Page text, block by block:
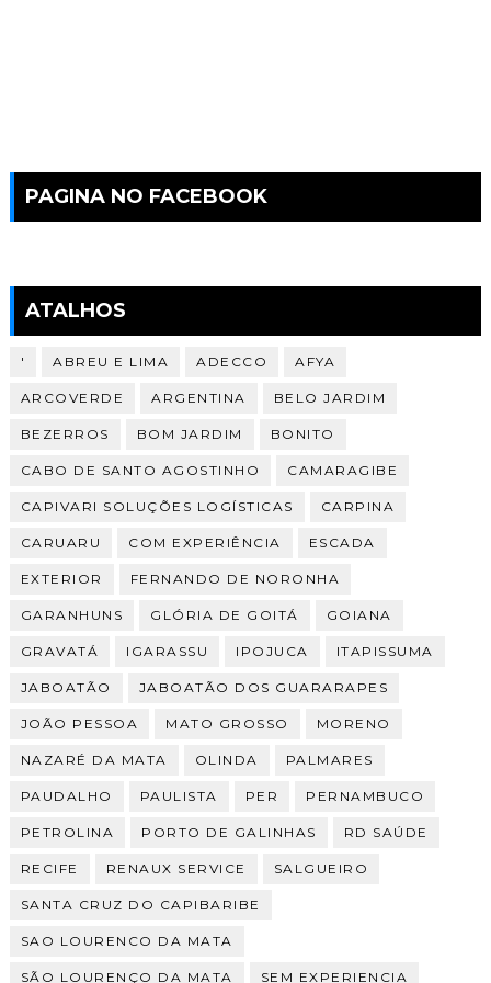
PAGINA NO FACEBOOK
ATALHOS
' ABREU E LIMA ADECCO AFYA
ARCOVERDE ARGENTINA BELO JARDIM
BEZERROS BOM JARDIM BONITO
CABO DE SANTO AGOSTINHO CAMARAGIBE
CAPIVARI SOLUÇÕES LOGÍSTICAS CARPINA
CARUARU COM EXPERIÊNCIA ESCADA
EXTERIOR FERNANDO DE NORONHA
GARANHUNS GLÓRIA DE GOITÁ GOIANA
GRAVATÁ IGARASSU IPOJUCA ITAPISSUMA
JABOATÃO JABOATÃO DOS GUARARAPES
JOÃO PESSOA MATO GROSSO MORENO
NAZARÉ DA MATA OLINDA PALMARES
PAUDALHO PAULISTA PER PERNAMBUCO
PETROLINA PORTO DE GALINHAS RD SAÚDE
RECIFE RENAUX SERVICE SALGUEIRO
SANTA CRUZ DO CAPIBARIBE
SAO LOURENCO DA MATA
SÃO LOURENÇO DA MATA SEM EXPERIENCIA